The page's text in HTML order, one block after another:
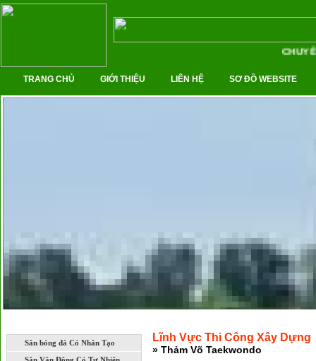
TRANG CHỦ GIỚI THIỆU LIÊN HỆ SƠ ĐỒ WEBSITE
Sân bóng đá Cỏ Nhân Tạo
Lĩnh Vực Thi Công Xây Dựng
» Thảm Võ Taekwondo